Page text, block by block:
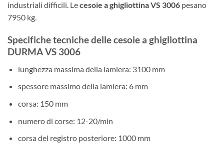
industriali difficili. Lecesoie a ghigliottina VS 3006 pesano
7950 kg.
Specifiche tecniche delle cesoie a ghigliottina
DURMA VS 3006
lunghezza massima della lamiera: 3100 mm
spessore massimo della lamiera: 6 mm
corsa: 150 mm
numero di corse: 12-20/min
corsa del registro posteriore: 1000 mm